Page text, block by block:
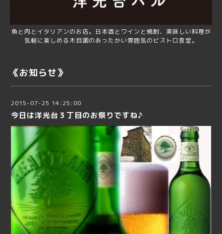
魚と肉とイタリアンのお店。日本酒とワインと焼酎、美味しい料理が
気軽に楽しめる木目調のあったかい雰囲気のビストロ食堂。
《お知らせ》
2015-07-25 14:25:00
今日は洋光台３丁目のお祭りですね♪